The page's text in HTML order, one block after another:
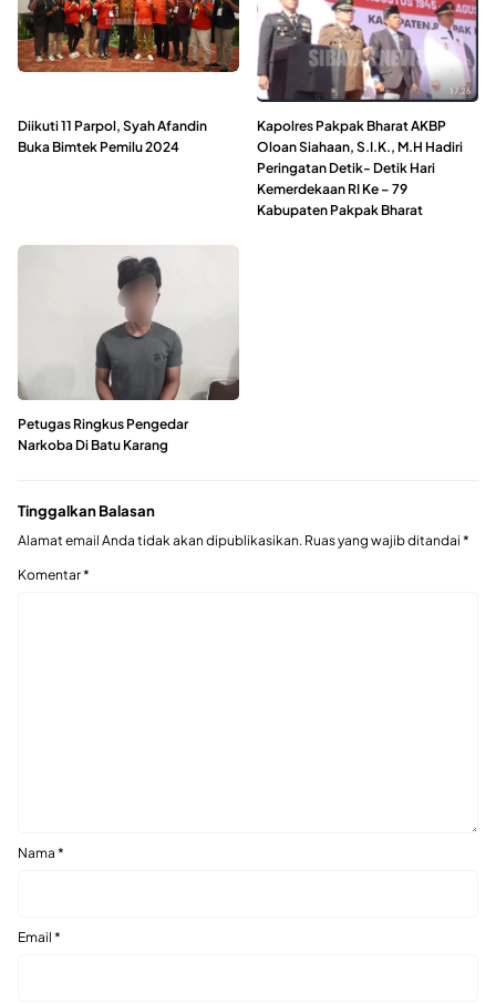
Diikuti 11 Parpol, Syah Afandin
Buka Bimtek Pemilu 2024
Kapolres Pakpak Bharat AKBP
Oloan Siahaan, S.I.K., M.H Hadiri
Peringatan Detik- Detik Hari
Kemerdekaan RI Ke – 79
Kabupaten Pakpak Bharat
Petugas Ringkus Pengedar
Narkoba Di Batu Karang
Tinggalkan Balasan
Alamat email Anda tidak akan dipublikasikan. Ruas yang wajib ditandai *
Komentar*
Nama *
Email *